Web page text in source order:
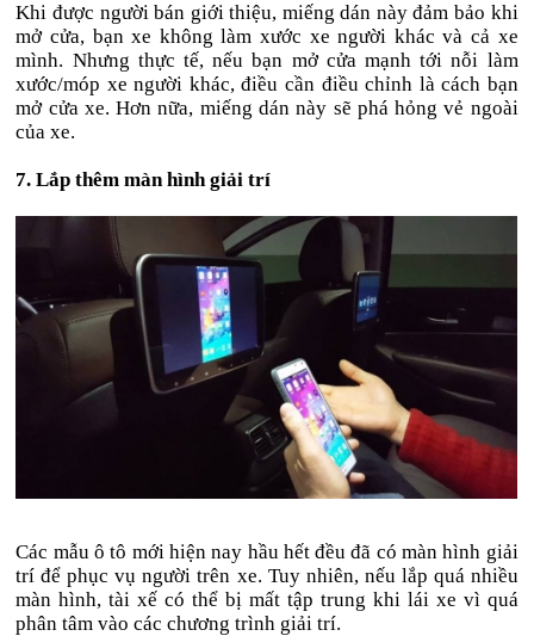
Khi được người bán giới thiệu, miếng dán này đảm bảo khi
mở cửa, bạn xe không làm xước xe người khác và cả xe
mình. Nhưng thực tế, nếu bạn mở cửa mạnh tới nỗi làm
xước/móp xe người khác, điều cần điều chỉnh là cách bạn
mở cửa xe. Hơn nữa, miếng dán này sẽ phá hỏng vẻ ngoài
của xe.
7. Lắp thêm màn hình giải trí
Các mẫu ô tô mới hiện nay hầu hết đều đã có màn hình giải
trí để phục vụ người trên xe. Tuy nhiên, nếu lắp quá nhiều
màn hình, tài xế có thể bị mất tập trung khi lái xe vì quá
phân tâm vào các chương trình giải trí.